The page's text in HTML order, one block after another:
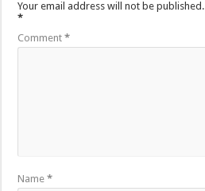
Your email address will not be published.
*
Comment*
Name*